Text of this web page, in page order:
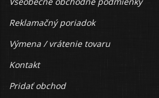
Reklamačný poriadok
Výmena / vrátenie tovaru
Kontakt
Pridať obchod